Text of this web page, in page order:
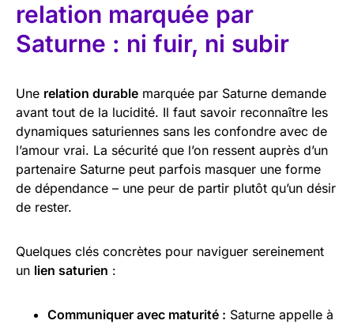
relation marquée par
Saturne : ni fuir, ni subir
Une relation durable marquée par Saturne demande
avant tout de la lucidité. Il faut savoir reconnaître les
dynamiques saturiennes sans les confondre avec de
l’amour vrai. La sécurité que l’on ressent auprès d’un
partenaire Saturne peut parfois masquer une forme
de dépendance – une peur de partir plutôt qu’un désir
de rester.
Quelques clés concrètes pour naviguer sereinement
un lien saturien :
Communiquer avec maturité : Saturne appelle à